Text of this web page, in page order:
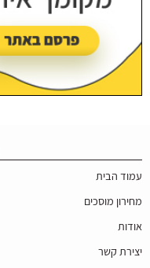
עמוד הבית
מחירון מוסכים
אודות
יצירת קשר